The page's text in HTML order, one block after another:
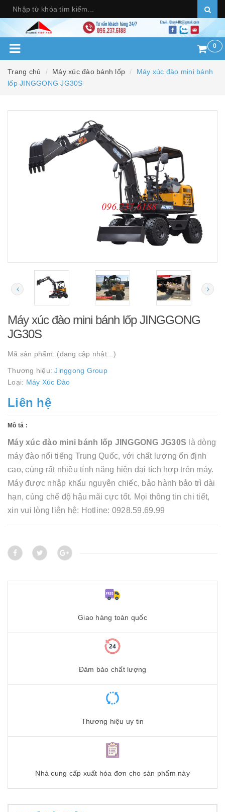
0
Trang chủ Máy xúc đào bánh lốp
Máy xúc đào mini bánh
lốp JINGGONG JG30S
Máy xúc đào mini bánh lốp JINGGONG
JG30S
Mã sản phẩm: (đang cập nhật...)
Thương hiệu:Jinggong Group
Loại: Máy Xúc Đào
Liên hệ
Mô tả :
Máy xúc đào mini bánh lốp JINGGONG JG30S là dòng
máy đào nổi tiếng Trung Quốc, với chất lượng ổn định
cao, cùng rất nhiều tính năng hiện đại tích hợp trên máy.
Máy được nhập khẩu nguyên chiếc, bảo hành bảo trì dài
hạn, cùng chế độ hậu mãi cực tốt. Mọi thông tin chi tiết,
xin vui lòng liên hệ: Hotline: 0928.59.69.99
Giao hàng toàn quốc
Đảm bảo chất lượng
Thương hiệu uy tin
Nhà cung cấp xuất hóa đơn cho sản phẩm này